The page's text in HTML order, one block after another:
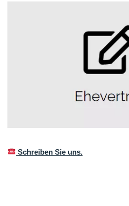
Schreiben Sie uns.